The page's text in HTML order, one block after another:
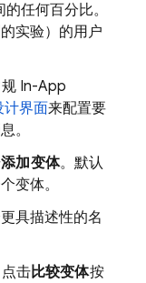
任何百分比。
实验）的用户
In-App
计界面来配置要
。
添加变体。默认
变体。
具描述性的名
击比较变体按